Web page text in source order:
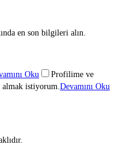
en son bilgileri alın.
Oku
Profilime ve
istiyorum. Devamını Oku